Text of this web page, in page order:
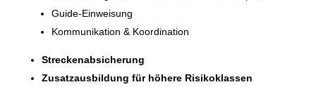
Guide-Einweisung
Kommunikation & Koordination
Streckenabsicherung
Zusatzausbildung für höhere Risikoklassen